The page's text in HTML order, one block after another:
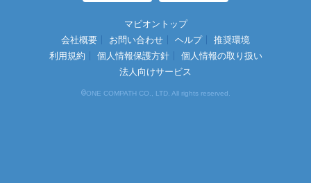
マピオントップ
会社概要
お問い合わせ ヘルプ
推奨環境
利用規約
個人情報保護方針
個人情報の取り扱い
法人向けサービス
©ONE COMPATH CO., LTD. All rights reserved.